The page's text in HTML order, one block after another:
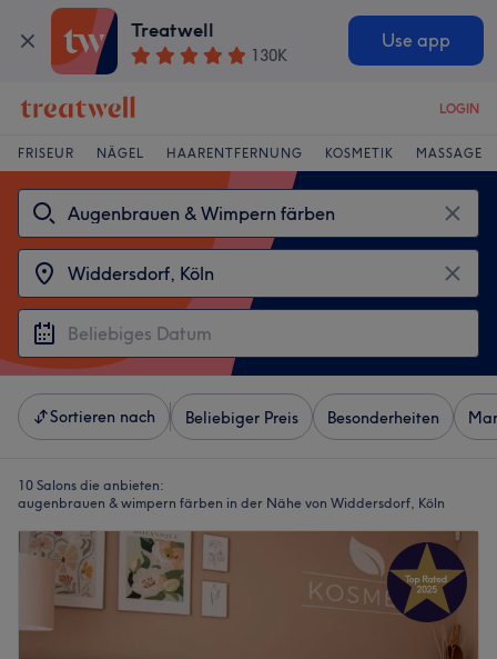
Treatwell
130K
Use app
LOGIN
FRISEUR NÄGEL HAARENTFERNUNG KOSMETIK MASSAGE
Sortieren nach Beliebiger Preis Besonderheiten
10 Salons die anbieten:
augenbrauen & wimpern färben in der Nähe von Widdersdorf, Köln